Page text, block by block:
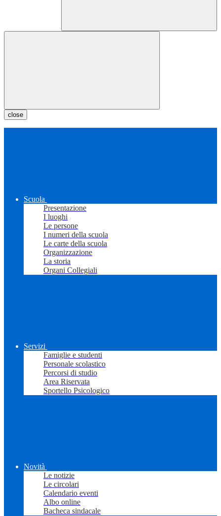
close
Scuola
Presentazione
I luoghi
Le persone
I numeri della scuola
Le carte della scuola
Organizzazione
La storia
Organi Collegiali
Servizi
Famiglie e studenti
Personale scolastico
Percorsi di studio
Area Riservata
Sportello Psicologico
Novità
Le notizie
Le circolari
Calendario eventi
Albo online
Bacheca sindacale